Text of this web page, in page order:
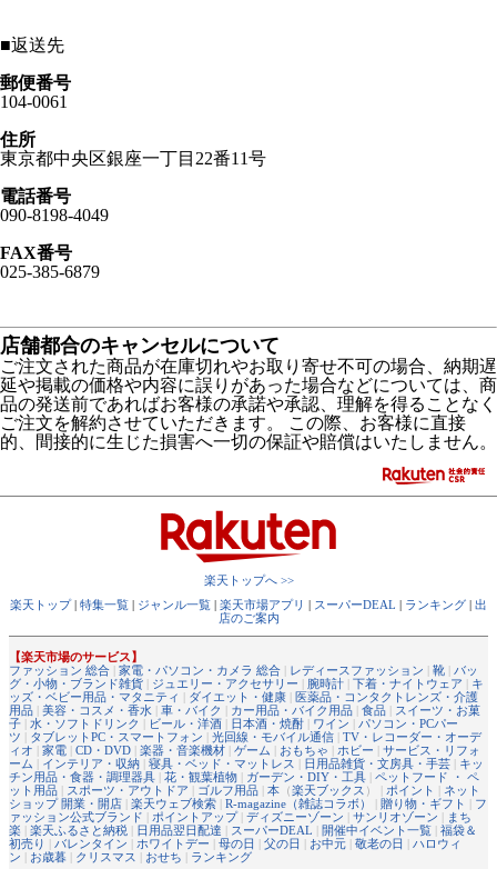
■返送先
郵便番号
104-0061
住所
東京都中央区銀座一丁目22番11号
電話番号
090-8198-4049
FAX番号
025-385-6879
店舗都合のキャンセルについて
ご注文された商品が在庫切れやお取り寄せ不可の場合、納期遅
延や掲載の価格や内容に誤りがあった場合などについては、商
品の発送前であればお客様の承諾や承認、理解を得ることなく
ご注文を解約させていただきます。 この際、お客様に直接
的、間接的に生じた損害へ一切の保証や賠償はいたしません。
楽天トップへ >>
楽天トップ| 特集一覧 | ジャンル一覧 | 楽天市場アプリ | スーパーDEAL | ランキング | 出
店のご案内
【楽天市場のサービス】
ファッション 総合 | 家電・パソコン・カメラ 総合 | レディースファッション | 靴 | バッ
グ・小物・ブランド雑貨 | ジュエリー・アクセサリー | 腕時計 | 下着・ナイトウェア | キ
ッズ・ベビー用品・マタニティ | ダイエット・健康 | 医薬品・コンタクトレンズ・介護
用品 | 美容・コスメ・香水 | 車・バイク | カー用品・バイク用品 | 食品 | スイーツ・お菓
子 | 水・ソフトドリンク | ビール・洋酒 | 日本酒・焼酎 | ワイン | パソコン・PCパー
ツ | タブレットPC・スマートフォン | 光回線・モバイル通信 | TV・レコーダー・オーデ
ィオ | 家電 | CD・DVD | 楽器・音楽機材 | ゲーム | おもちゃ | ホビー | サービス・リフォ
ーム | インテリア・収納 | 寝具・ベッド・マットレス | 日用品雑貨・文房具・手芸 | キッ
チン用品・食器・調理器具 | 花・観葉植物 | ガーデン・DIY・工具 | ペットフード ・ ペ
ット用品 | スポーツ・アウトドア | ゴルフ用品 | 本 （楽天ブックス ） | ポイント | ネット
ショップ 開業・開店 | 楽天ウェブ検索 | R-magazine（雑誌コラボ） | 贈り物・ギフト | フ
ァッション公式ブランド | ポイントアップ| ディズニーゾーン | サンリオゾーン | まち
楽 | 楽天ふるさと納税 | 日用品翌日配達 | スーパーDEAL | 開催中イベント一覧 | 福袋＆
初売り | バレンタイン | ホワイトデー | 母の日 | 父の日 | お中元 | 敬老の日 | ハロウィ
ン | お歳暮 | クリスマス | おせち | ランキング